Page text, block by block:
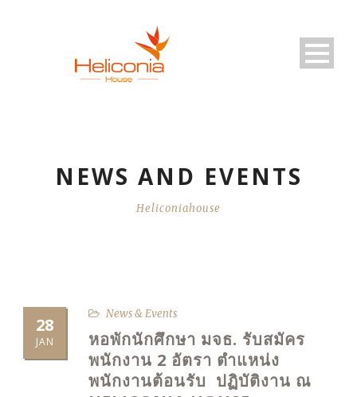
NEWS AND EVENTS
Heliconiahouse
28
JAN
News & Events
หอพักนักศึกษา มจธ. รับสมัคร
พนักงาน 2 อัตรา ตำแหน่ง
พนักงานต้อนรับ ปฏิบัติงาน ณ